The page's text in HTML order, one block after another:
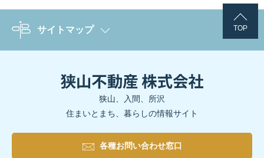
TOP
サイトマップ
狭山、入間、所沢
住まいとまち、暮らしの情報サイト
各種お問い合わせ窓口